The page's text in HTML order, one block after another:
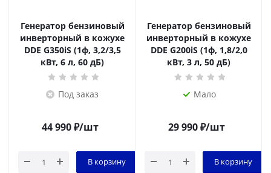
Генератор бензиновый
инверторный в кожухе
DDE G350iS (1ф, 3,2/3,5
кВт, 6 л, 60 дБ)
Под заказ
44 990₽/шт
В корзину
Генератор бензиновый
инверторный в кожухе
DDE G200iS (1ф, 1,8/2,0
кВт, 3 л, 50 дБ)
Мало
29 990₽/шт
В корзину